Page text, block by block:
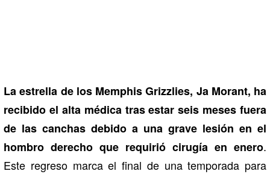
La estrella de los Memphis Grizzlies, Ja Morant, ha
recibido el alta médica tras estar seis meses fuera
de las canchas debido a una grave lesión en el
hombro derecho que requirió cirugía en enero.
Este regreso marca el final de una temporada para